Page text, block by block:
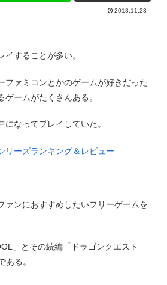
2018.11.23
することが多い。
ファミコンとかのゲームが好きだった
ゲームがたくさんある。
なってプレイしていた。
リーズランキング＆レビュー
ァンにおすすめしたいフリーゲームを
」とその続編「ドラゴンクエスト
ある。